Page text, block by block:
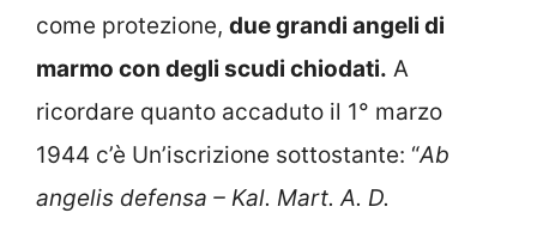
come protezione, due grandi angeli di
marmo con degli scudi chiodati. A
ricordare quanto accaduto il 1° marzo
1944 c’è Un’iscrizione sottostante: “Ab
angelis defensa – Kal. Mart. A. D.